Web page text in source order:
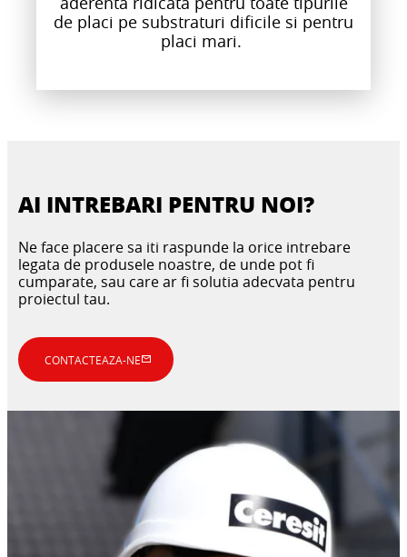
de placi pe substraturi dificile si pentru
placi mari.
AI INTREBARI PENTRU NOI?
Ne face placere sa iti raspunde la orice intrebare
legata de produsele noastre, de unde pot fi
cumparate, sau care ar fi solutia adecvata pentru
proiectul tau.
CONTACTEAZA-NE